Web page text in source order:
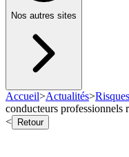
Nos autres sites
Accueil>Actualités>Risques
conducteurs professionnels
<
Retour